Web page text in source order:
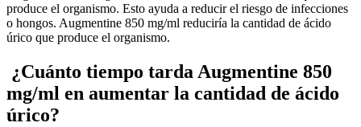
produce el organismo. Esto ayuda a reducir el riesgo de infecciones
o hongos. Augmentine 850 mg/ml reduciría la cantidad de ácido
úrico que produce el organismo.
¿Cuánto tiempo tarda Augmentine 850
mg/ml en aumentar la cantidad de ácido
úrico?